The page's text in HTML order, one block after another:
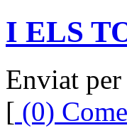
I ELS
Enviat
[ (0)